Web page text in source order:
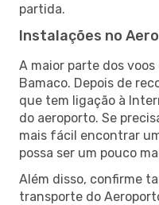
partida.
Instalações no
A maior parte dos
Bamaco. Depois de
que tem ligação à
do aeroporto. Se
mais fácil encontrar
possa ser um pouco
Além disso, confirme
transporte do